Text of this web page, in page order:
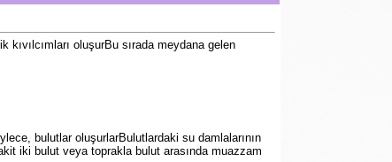
oluşurBu sırada meydana gelen
bulutlar oluşurlarBulutlardaki su damlalarının
iki bulut veya toprakla bulut arasında muazzam